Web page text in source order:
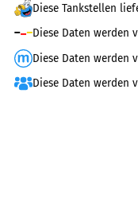
Diese Tankstellen
Diese Daten werden
Diese Daten werden
Diese Daten werden